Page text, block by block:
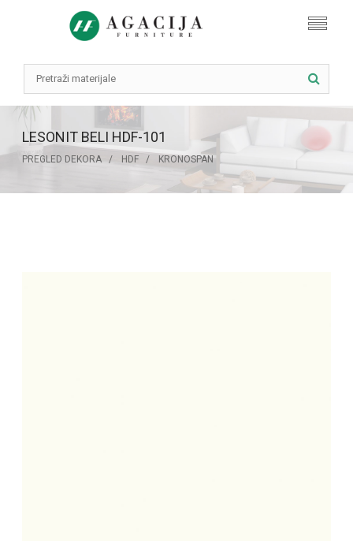
LESONIT BELI HDF-101
PREGLED DEKORA HDF KRONOSPAN